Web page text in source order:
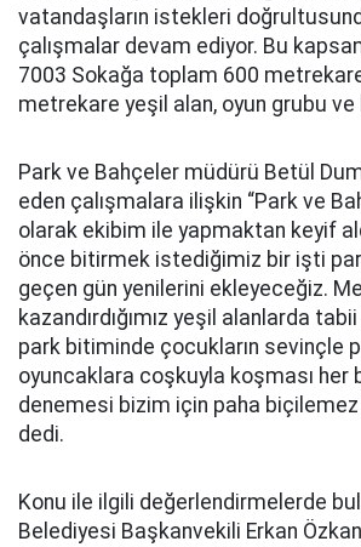
vatandaşların istekleri
çalışmalar devam ediyor. Bu
7003 Sokağa toplam 600
metrekare yeşil alan, oyun grubu ve
Park ve Bahçeler müdürü Betül
eden çalışmalara ilişkin “Park ve
olarak ekibim ile yapmaktan keyif
önce bitirmek istediğimiz bir işti
geçen gün yenilerini ekleyeceğiz.
kazandırdığımız yeşil alanlarda
park bitiminde çocukların sevinçle
oyuncaklara coşkuyla koşması her
denemesi bizim için paha
dedi.
Konu ile ilgili değerlendirmelerde
Belediyesi Başkanvekili Erkan